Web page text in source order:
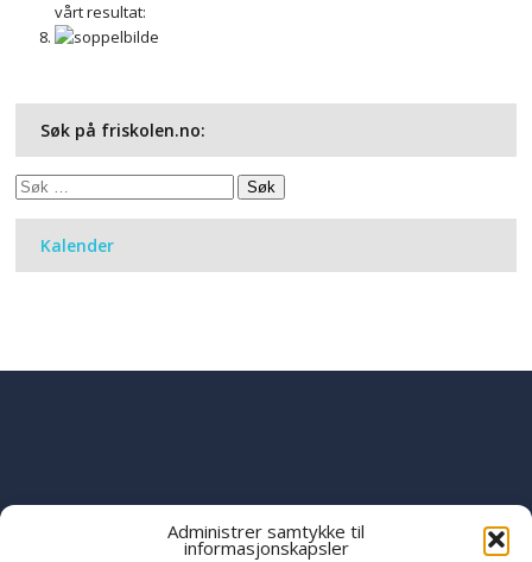
Administrer samtykke til
informasjonskapsler
vårt resultat:
Søk på friskolen.no:
Søk
Kalender